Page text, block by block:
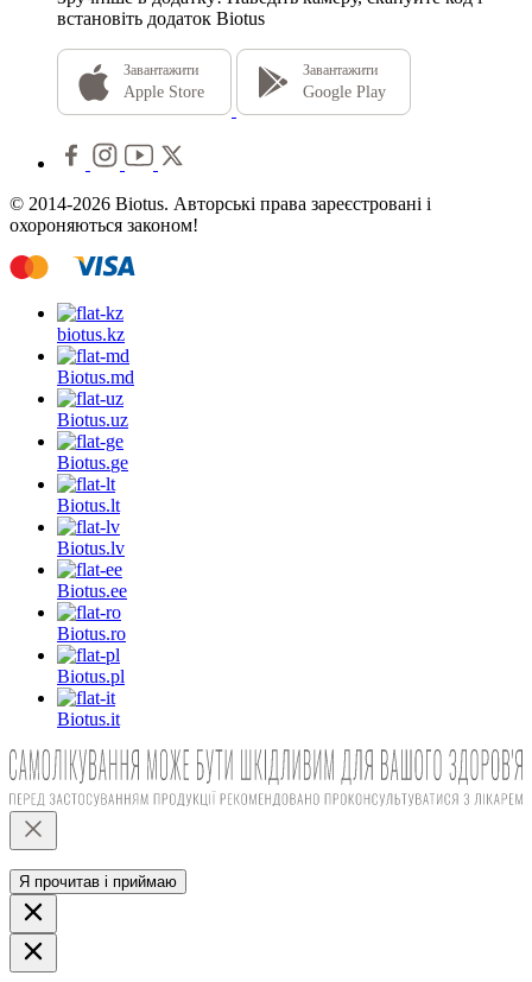
встановіть додаток Biotus
Завантажити
Apple Store
Завантажити
Google Play
© 2014-2026 Biotus. Авторські права зареєстровані і
охороняються законом!
biotus.kz
Biotus.md
Biotus.uz
Biotus.ge
Biotus.lt
Biotus.lv
Biotus.ee
Biotus.ro
Biotus.pl
Biotus.it
Я прочитав і приймаю